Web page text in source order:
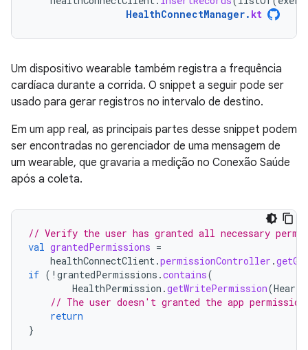
HealthConnectManager. kt
Um dispositivo wearable também registra a frequência
cardíaca durante a corrida. O snippet a seguir pode ser
usado para gerar registros no intervalo de destino.
Em um app real, as principais partes desse snippet podem
ser encontradas no gerenciador de uma mensagem de
um wearable, que gravaria a medição no Conexão Saúde
após a coleta.
// Verify the user has granted all necessary
val grantedPermissions =
healthConnectClient.permissionController .
if ( ! grantedPermissions .contains(
HealthPermission .getWritePermission(
// The user doesn't granted the app
return
}